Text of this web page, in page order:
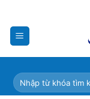
content
Tìm
kiếm: